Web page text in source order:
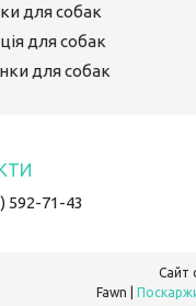
для собак
для собак
для собак
592-71-43
Сайт